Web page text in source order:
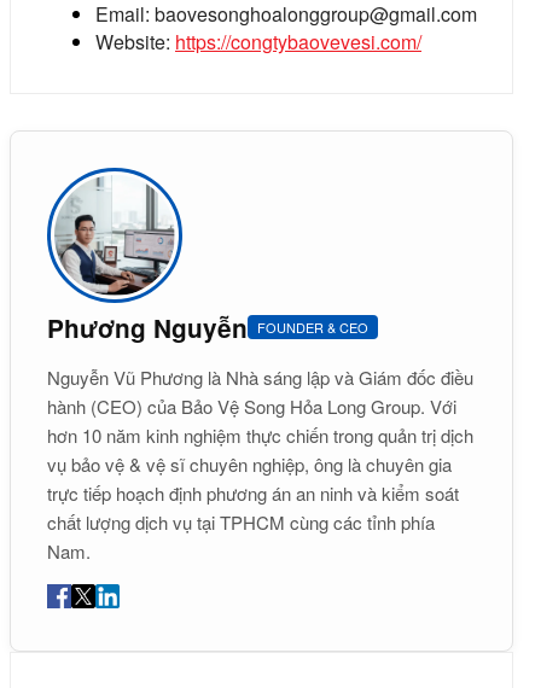
Email: baovesonghoalonggroup@gmail.com
Website: https://congtybaovevesi.com/
Phương Nguyễn FOUNDER & CEO
Nguyễn Vũ Phương là Nhà sáng lập và Giám đốc điều
hành (CEO) của Bảo Vệ Song Hỏa Long Group. Với
hơn 10 năm kinh nghiệm thực chiến trong quản trị dịch
vụ bảo vệ & vệ sĩ chuyên nghiệp, ông là chuyên gia
trực tiếp hoạch định phương án an ninh và kiểm soát
chất lượng dịch vụ tại TPHCM cùng các tỉnh phía
Nam.